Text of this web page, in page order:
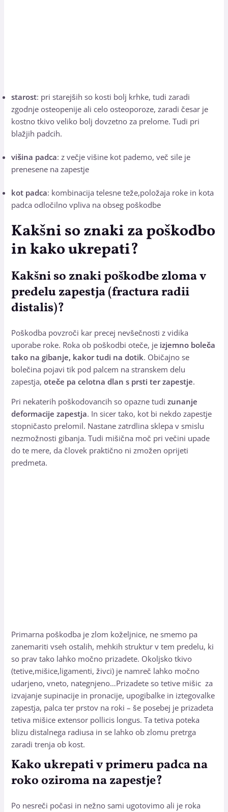
starost: pri starejših so kosti bolj krhke, tudi zaradi
zgodnje osteopenije ali celo osteoporoze, zaradi česar je
kostno tkivo veliko bolj dovzetno za prelome. Tudi pri
blažjih padcih.
višina padca: z večje višine kot pademo, več sile je
prenesene na zapestje
kot padca: kombinacija telesne teže,položaja roke in kota
padca odločilno vpliva na obseg poškodbe
Kakšni so znaki za poškodbo
in kako ukrepati?
Kakšni so znaki poškodbe zloma v
predelu zapestja (fractura radii
distalis)?
Poškodba povzroči kar precej nevšečnosti z vidika
uporabe roke. Roka ob poškodbi oteče, je izjemno boleča
tako na gibanje, kakor tudi na dotik. Običajno se
bolečina pojavi tik pod palcem na stranskem delu
zapestja,oteče pa celotna dlan s prsti ter zapestje.
Pri nekaterih poškodovancih so opazne tudizunanje
deformacije zapestja. In sicer tako, kot bi nekdo zapestje
stopničasto prelomil. Nastane zatrdlina sklepa v smislu
nezmožnosti gibanja. Tudi mišična moč pri večini upade
do te mere, da človek praktično ni zmožen oprijeti
predmeta.
Primarna poškodba je zlom koželjnice, ne smemo pa
zanemariti vseh ostalih, mehkih struktur v tem predelu, ki
so prav tako lahko močno prizadete. Okoljsko tkivo
(tetive,mišice,ligamenti, živci) je namreč lahko močno
udarjeno, vneto, nategnjeno…Prizadete so tetive mišic za
izvajanje supinacije in pronacije, upogibalke in iztegovalke
zapestja, palca ter prstov na roki – še posebej je prizadeta
tetiva mišice extensor pollicis longus. Ta tetiva poteka
blizu distalnega radiusa in se lahko ob zlomu pretrga
zaradi trenja ob kost.
Kako ukrepati v primeru padca na
roko oziroma na zapestje?
Po nesreči počasi in nežno sami ugotovimo ali je roka